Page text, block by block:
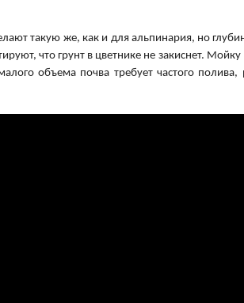
такую же, как и для альпинария, но
что грунт в цветнике не закиснет.
объема почва требует частого